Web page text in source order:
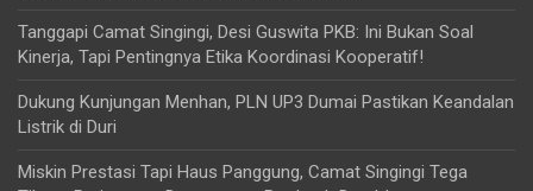
Tanggapi Camat Singingi, Desi Guswita PKB: Ini Bukan Soal
Kinerja, Tapi Pentingnya Etika Koordinasi Kooperatif!
Dukung Kunjungan Menhan, PLN UP3 Dumai Pastikan Keandalan
Listrik di Duri
Miskin Prestasi Tapi Haus Panggung, Camat Singingi Tega